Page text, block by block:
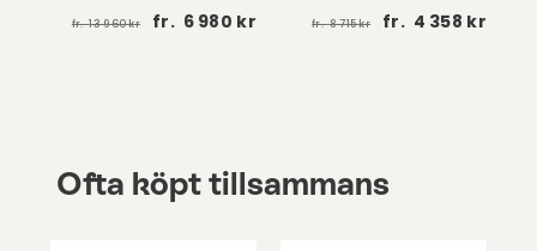
fr.13 960 kr fr. 6 980 kr fr.8 715 kr fr. 4 358 kr
Ofta köpt tillsammans